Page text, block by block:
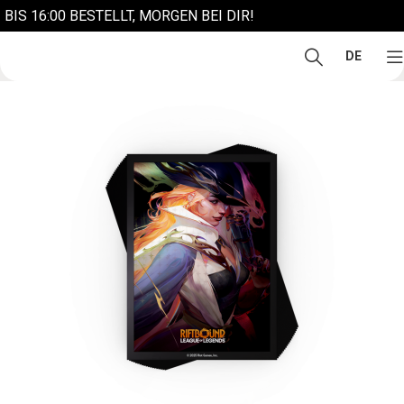
BIS 16:00 BESTELLT, MORGEN BEI DIR!
DE